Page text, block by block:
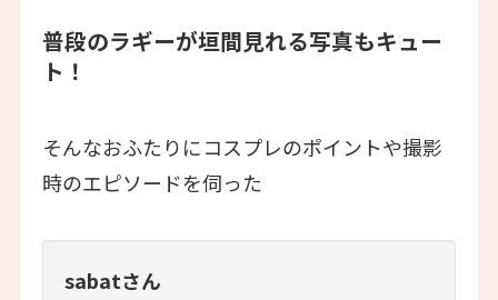
普段のラギーが垣間見れる写真もキュー
ト！
そんなおふたりにコスプレのポイントや撮影
時のエピソードを伺った
sabatさん